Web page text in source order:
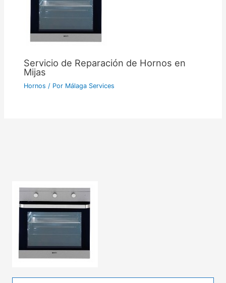
Servicio de Reparación de Hornos en
Mijas
Hornos / Por Málaga Services